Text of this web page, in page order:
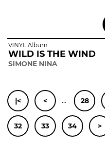
VINYL Album
WILD IS THE WIND
SIMONE NINA
|< < ... 28
32 33 34 >